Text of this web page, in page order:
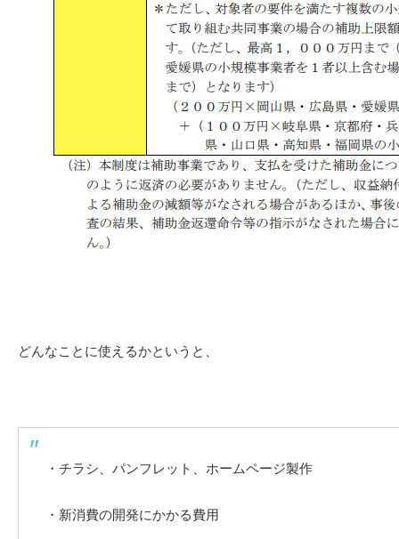
どんなことに使えるかというと、
・チラシ、パンフレット、ホームページ製作
・新消費の開発にかかる費用